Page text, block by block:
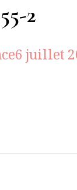
2
6 juillet